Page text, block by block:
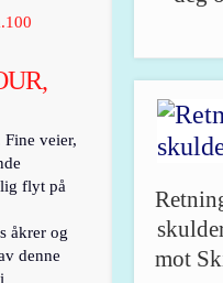
mot
veier,
flyt på
åkrer og
denne